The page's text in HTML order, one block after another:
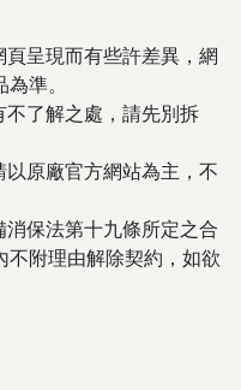
呈現而有些許差異，網
準。
了解之處，請先別拆
原廠官方網站為主，不
保法第十九條所定之合
不附理由解除契約，如欲